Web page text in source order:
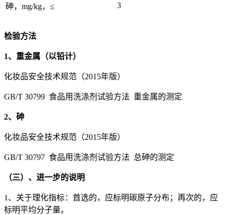
砷，mg/kg，≤ 3
检验方法
1、重金属（以铅计）
化妆品安全技术规范（2015年版）
GB/T 30799 食品用洗涤剂试验方法 重金属的测定
2、砷
化妆品安全技术规范（2015年版）
GB/T 30797 食品用洗涤剂试验方法 总砷的测定
（三）、进一步的说明
1、关于理化指标：首选的，应标明碳原子分布；再次的，应
标明平均分子量。